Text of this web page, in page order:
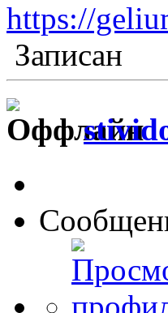
https://
Записан